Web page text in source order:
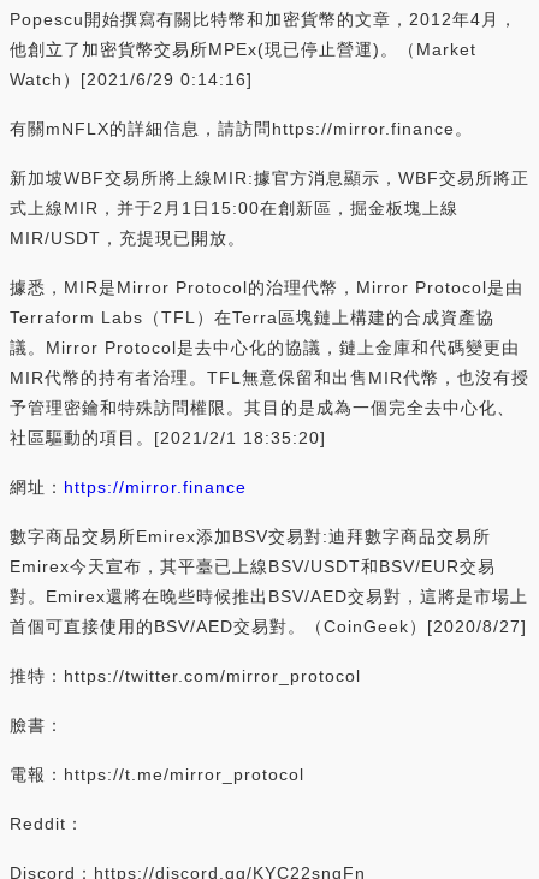
Popescu開始撰寫有關比特幣和加密貨幣的文章，2012年4月，
他創立了加密貨幣交易所MPEx(現已停止營運)。（Market
Watch）[2021/6/29 0:14:16]
有關mNFLX的詳細信息，請訪問https://mirror.finance。
新加坡WBF交易所將上線MIR:據官方消息顯示，WBF交易所將正
式上線MIR，并于2月1日15:00在創新區，掘金板塊上線
MIR/USDT，充提現已開放。
據悉，MIR是Mirror Protocol的治理代幣，Mirror Protocol是由
Terraform Labs（TFL）在Terra區塊鏈上構建的合成資產協
議。Mirror Protocol是去中心化的協議，鏈上金庫和代碼變更由
MIR代幣的持有者治理。TFL無意保留和出售MIR代幣，也沒有授
予管理密鑰和特殊訪問權限。其目的是成為一個完全去中心化、
社區驅動的項目。[2021/2/1 18:35:20]
網址： https://mirror.finance
數字商品交易所Emirex添加BSV交易對:迪拜數字商品交易所
Emirex今天宣布，其平臺已上線BSV/USDT和BSV/EUR交易
對。Emirex還將在晚些時候推出BSV/AED交易對，這將是市場上
首個可直接使用的BSV/AED交易對。（CoinGeek）[2020/8/27]
推特：https://twitter.com/mirror_protocol
臉書：
電報：https://t.me/mirror_protocol
Reddit：
Discord：https://discord.gg/KYC22sngFn